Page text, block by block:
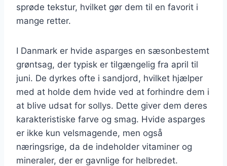
sprøde tekstur, hvilket gør dem til en favorit i
mange retter.
I Danmark er hvide asparges en sæsonbestemt
grøntsag, der typisk er tilgængelig fra april til
juni. De dyrkes ofte i sandjord, hvilket hjælper
med at holde dem hvide ved at forhindre dem i
at blive udsat for sollys. Dette giver dem deres
karakteristiske farve og smag. Hvide asparges
er ikke kun velsmagende, men også
næringsrige, da de indeholder vitaminer og
mineraler, der er gavnlige for helbredet.